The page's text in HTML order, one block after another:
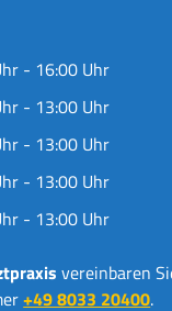
- 16:00 Uhr
- 13:00 Uhr
- 13:00 Uhr
- 13:00 Uhr
- 13:00 Uhr
vereinbaren
+49 8033 20400.